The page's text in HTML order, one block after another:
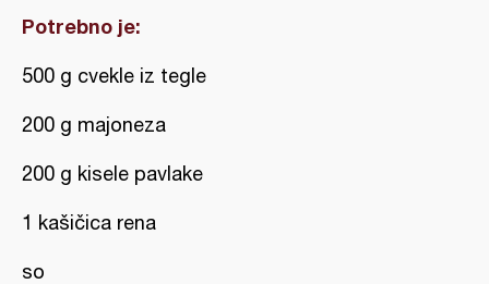
Potrebno je:
500 g cvekle iz tegle
200 g majoneza
200 g kisele pavlake
1 kašičica rena
so